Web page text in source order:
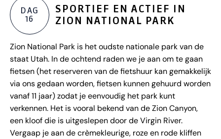
DAG
16
SPORTIEF EN ACTIEF IN
ZION NATIONAL PARK
Zion National Park is het oudste nationale park van de
staat Utah. In de ochtend raden we je aan om te gaan
fietsen (het reserveren van de fietshuur kan gemakkelijk
via ons gedaan worden, fietsen kunnen gehuurd worden
vanaf 11 jaar) zodat je eenvoudig het park kunt
verkennen. Het is vooral bekend van de Zion Canyon,
een kloof die is uitgeslepen door de Virgin River.
Vergaap je aan de crèmekleurige, roze en rode kliffen